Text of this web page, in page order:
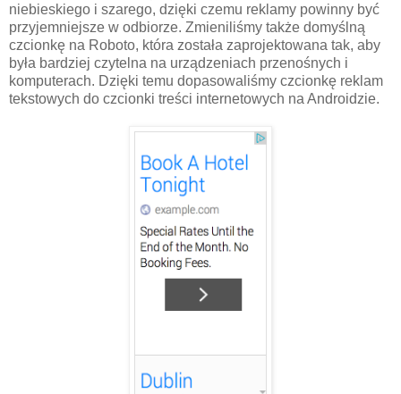
niebieskiego i szarego, dzięki czemu reklamy powinny być
przyjemniejsze w odbiorze. Zmieniliśmy także domyślną
czcionkę na Roboto, która została zaprojektowana tak, aby
była bardziej czytelna na urządzeniach przenośnych i
komputerach. Dzięki temu dopasowaliśmy czcionkę reklam
tekstowych do czcionki treści internetowych na Androidzie.